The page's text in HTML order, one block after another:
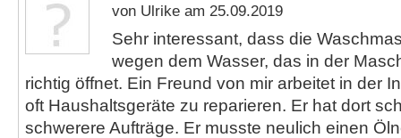
von Ulrike am 25.09.2019
Sehr interessant, dass die
wegen dem Wasser, das in der
richtig öffnet. Ein Freund von mir arbeitet in der
oft Haushaltsgeräte zu reparieren. Er hat dort
schwerere Aufträge. Er musste neulich einen